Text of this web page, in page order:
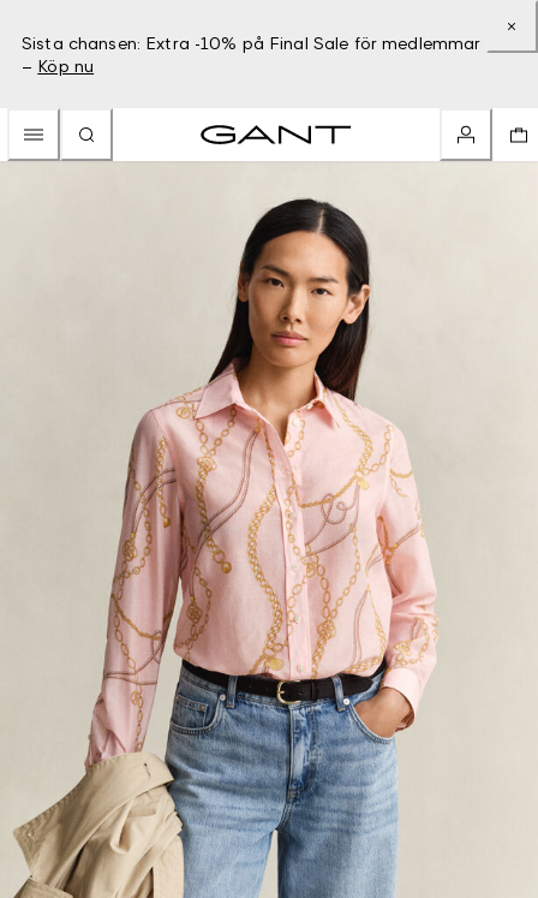
Sista chansen: Extra -10% på Final Sale för medlemmar
– Köp nu